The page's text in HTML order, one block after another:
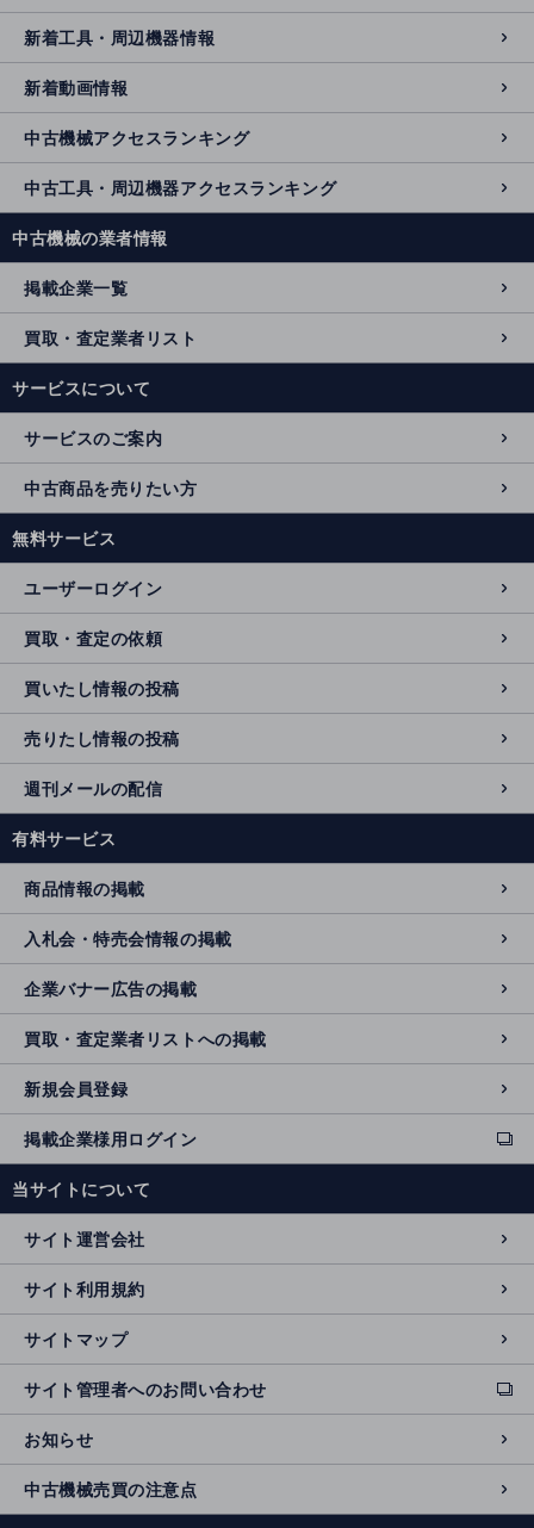
新着工具・周辺機器情報
新着動画情報
中古機械アクセスランキング
中古工具・周辺機器アクセスランキング
中古機械の業者情報
掲載企業一覧
買取・査定業者リスト
サービスについて
サービスのご案内
中古商品を売りたい方
無料サービス
ユーザーログイン
買取・査定の依頼
買いたし情報の投稿
売りたし情報の投稿
週刊メールの配信
有料サービス
商品情報の掲載
入札会・特売会情報の掲載
企業バナー広告の掲載
買取・査定業者リストへの掲載
新規会員登録
掲載企業様用ログイン
ext
e
n
al
si
t
e
当サイトについて
サイト運営会社
サイト利用規約
サイトマップ
サイト管理者へのお問い合わせ
ext
e
r
n
al
si
お知らせ
中古機械売買の注意点